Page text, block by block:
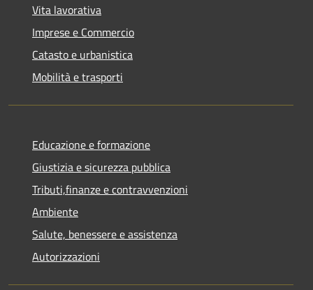
Vita lavorativa
Imprese e Commercio
Catasto e urbanistica
Mobilità e trasporti
Educazione e formazione
Giustizia e sicurezza pubblica
Tributi,finanze e contravvenzioni
Ambiente
Salute, benessere e assistenza
Autorizzazioni